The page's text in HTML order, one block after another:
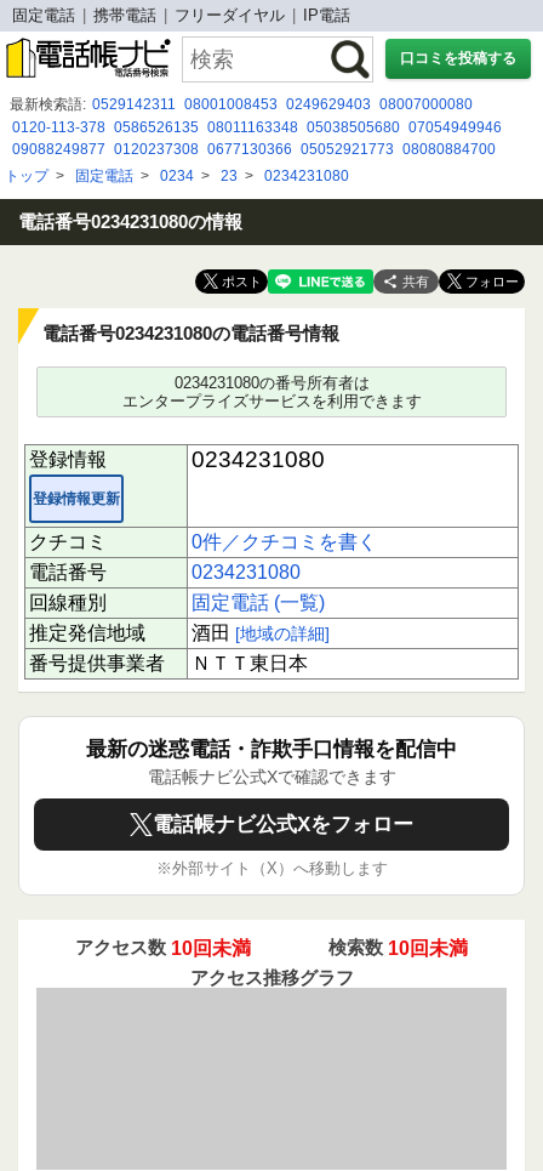
固定電話 携帯電話 フリーダイヤル IP電話
口コミを投稿する
最新検索語: 0529142311 08001008453 0249629403 08007000080
0120-113-378 0586526135 08011163348 05038505680 07054949946
09088249877 0120237308 0677130366 05052921773 08080884700
07028298172
05032007909 0877465111 ０５７００２８９１０
03-3645-8370 0120 989 465 0570077228 0957282277 05052921984
0368217781 052-741-1190
トップ> 固定電話 > 0234 > 23 > 0234231080
電話番号0234231080の情報
共有
電話番号0234231080の電話番号情報
0234231080の番号所有者は
エンタープライズサービスを利用できます
登録情報
登録情報更新
0234231080
クチコミ
0件／クチコミを書く
電話番号
0234231080
回線種別
固定電話 (一覧)
推定発信地域
酒田 [地域の詳細]
番号提供事業者 ＮＴＴ東日本
最新の迷惑電話・詐欺手口情報を配信中
電話帳ナビ公式Xで確認できます
電話帳ナビ公式Xをフォロー
※外部サイト（X）へ移動します
アクセス数 10回未満 検索数 10回未満
アクセス推移グラフ